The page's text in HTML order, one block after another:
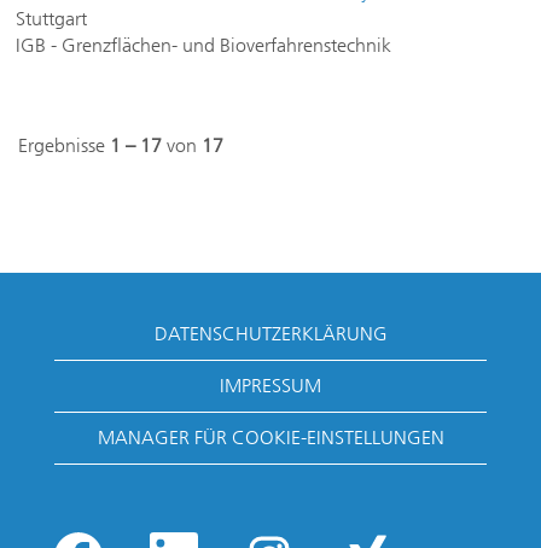
Stuttgart
IGB - Grenzflächen- und Bioverfahrenstechnik
Ergebnisse 1 – 17 von 17
DATENSCHUTZERKLÄRUNG
IMPRESSUM
MANAGER FÜR COOKIE-EINSTELLUNGEN
W
W
W